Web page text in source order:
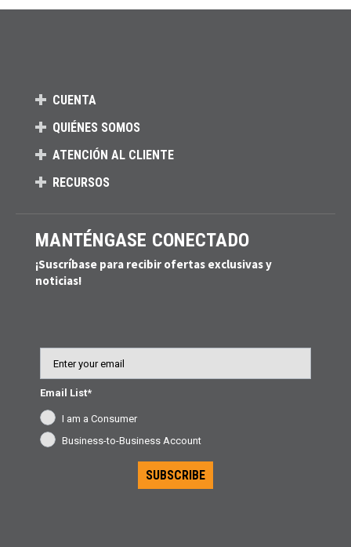
CUENTA
QUIÉNES SOMOS
ATENCIÓN AL CLIENTE
RECURSOS
MANTÉNGASE CONECTADO
¡Suscríbase para recibir ofertas exclusivas y
noticias!
Email List*
I am a Consumer
Business-to-Business Account
SUBSCRIBE